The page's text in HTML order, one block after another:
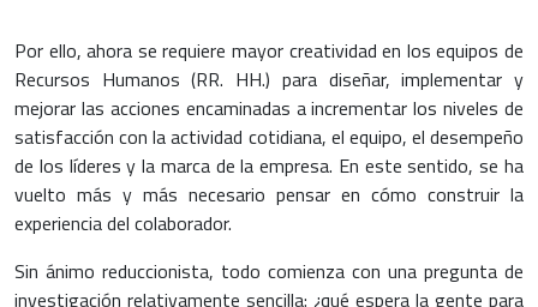
Por ello, ahora se requiere mayor creatividad en los equipos de
Recursos Humanos (RR. HH.) para diseñar, implementar y
mejorar las acciones encaminadas a incrementar los niveles de
satisfacción con la actividad cotidiana, el equipo, el desempeño
de los líderes y la marca de la empresa. En este sentido, se ha
vuelto más y más necesario pensar en cómo construir la
experiencia del colaborador.
Sin ánimo reduccionista, todo comienza con una pregunta de
investigación relativamente sencilla: ¿qué espera la gente para